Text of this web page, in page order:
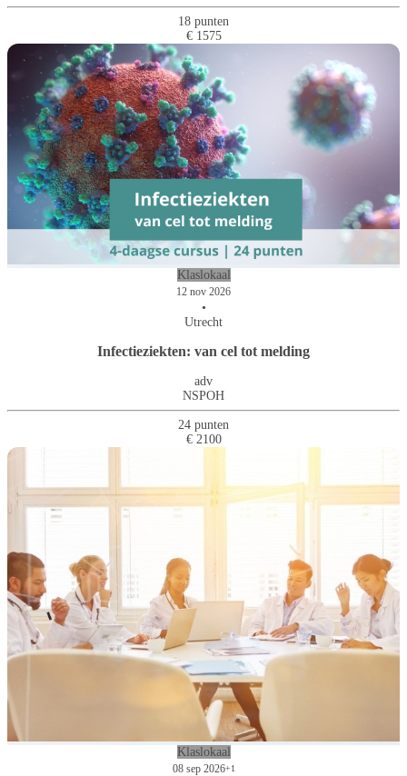
18 punten
€ 1575
Klaslokaal
12 nov 2026
•
Utrecht
Infectieziekten: van cel tot melding
adv
NSPOH
24 punten
€ 2100
Klaslokaal
08 sep 2026+1